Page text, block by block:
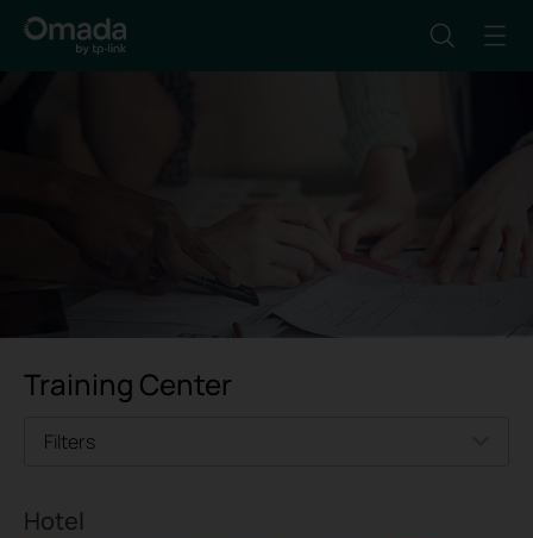
Training Center
Filters
Hotel